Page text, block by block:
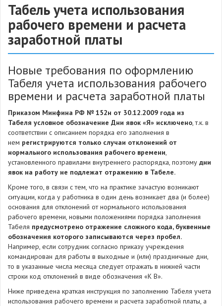
Табель учета использования
рабочего времени и расчета
заработной платы
Новые требования по оформлению
Табеля учета использования рабочего
времени и расчета заработной платы
Приказом Минфина РФ № 152н от 30.12.2009 года из
Табеля условное обозначение Дни явок «Я» исключено, т.к. в
соответствии с описанием порядка его заполнения в
нем регистрируются только случаи отклонений от
нормального использования рабочего времени,
установленного правилами внутреннего распорядка, поэтому дни
явок на работу не подлежат отражению в Табеле.
Кроме того, в связи с тем, что на практике зачастую возникают
ситуации, когда у работника в один день возникает два (и более)
основания для отклонений от нормального использования
рабочего времени, новыми положениями порядка заполнения
Табеля предусмотрено отражение сложного кода, буквенные
обозначения которого записываются через пробел.
Например, если сотрудник согласно приказу учреждения
командирован для работы в выходные и (или) праздничные дни,
то в указанные числа месяца следует отражать в нижней части
строки код отклонений в виде обозначения «К В».
Ниже приведена краткая инструкция по заполнению Табеля учета
использования рабочего времени и расчета заработной платы, а